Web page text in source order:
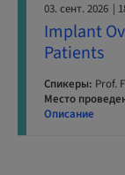
03. сент. 2026 |
Implant
Patients
Спикеры: Prof.
Место
Описание